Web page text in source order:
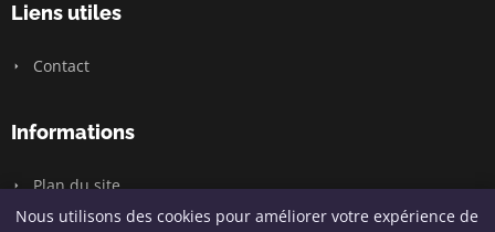
Liens utiles
Contact
Informations
Plan du site
Nous utilisons des cookies pour améliorer votre expérience de